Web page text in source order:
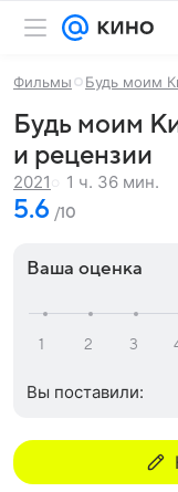
Фильмы Будь моим
Будь моим
и рецензии
2021 1 ч. 36 мин.
5.6 /10
Ваша оценка
Вы поставили: